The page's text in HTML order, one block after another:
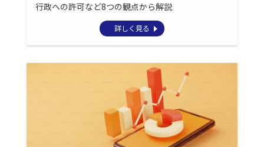
行政への許可など8つの観点から解説
詳しく見る